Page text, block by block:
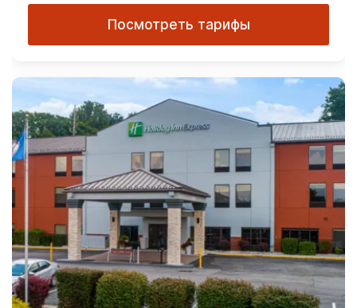
Посмотреть тарифы